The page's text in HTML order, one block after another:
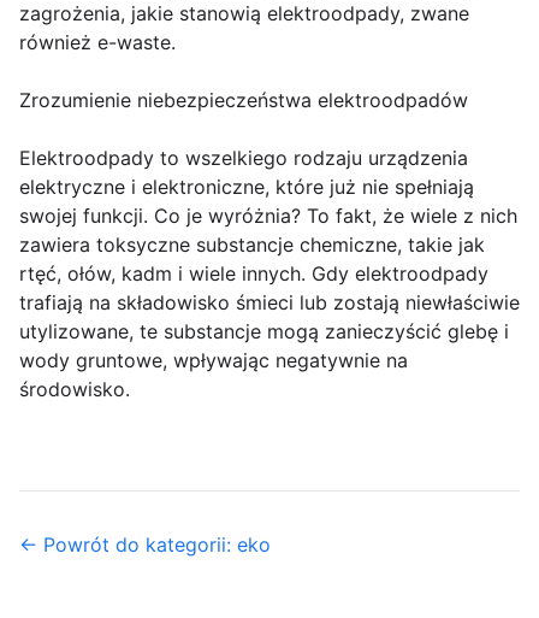
zagrożenia, jakie stanowią elektroodpady, zwane
również e-waste.
Zrozumienie niebezpieczeństwa elektroodpadów
Elektroodpady to wszelkiego rodzaju urządzenia
elektryczne i elektroniczne, które już nie spełniają
swojej funkcji. Co je wyróżnia? To fakt, że wiele z nich
zawiera toksyczne substancje chemiczne, takie jak
rtęć, ołów, kadm i wiele innych. Gdy elektroodpady
trafiają na składowisko śmieci lub zostają niewłaściwie
utylizowane, te substancje mogą zanieczyścić glebę i
wody gruntowe, wpływając negatywnie na
środowisko.
← Powrót do kategorii: eko